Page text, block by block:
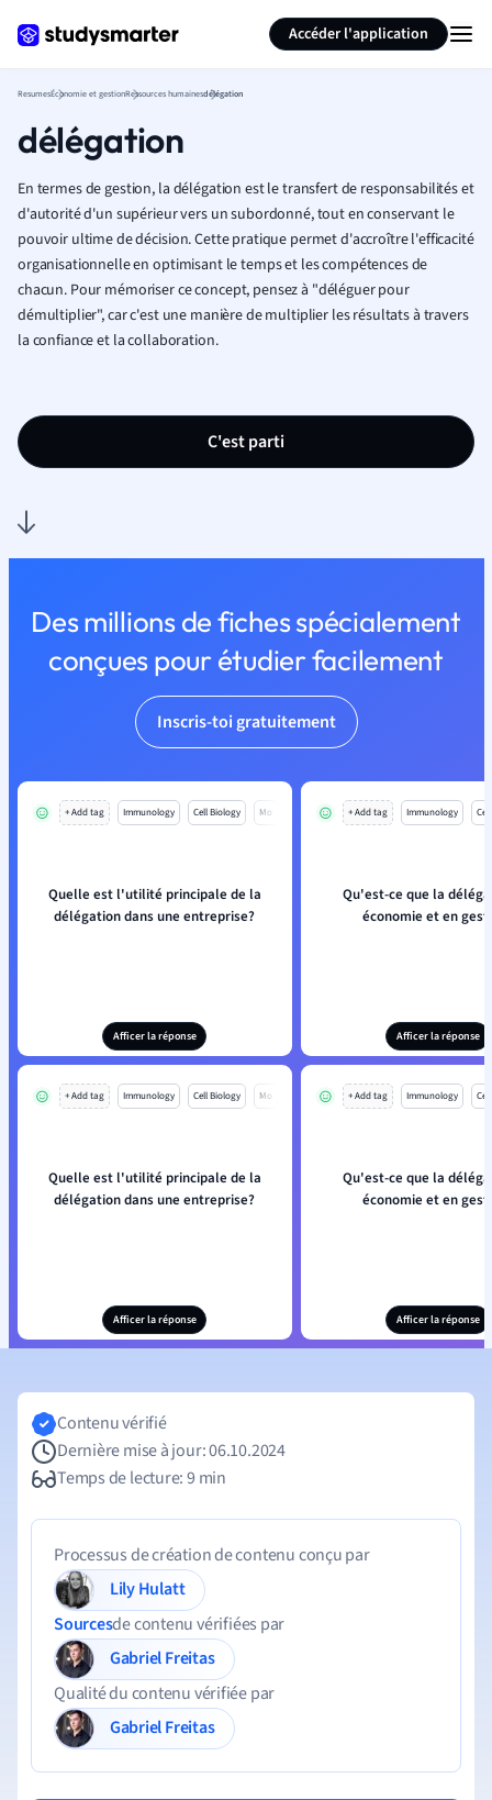
Accéder l'application
ResumesÉconomie et gestionRessources humainesdélégation
délégation
En termes de gestion, la délégation est le transfert de responsabilités et
d'autorité d'un supérieur vers un subordonné, tout en conservant le
pouvoir ultime de décision. Cette pratique permet d'accroître l'efficacité
organisationnelle en optimisant le temps et les compétences de
chacun. Pour mémoriser ce concept, pensez à "déléguer pour
démultiplier", car c'est une manière de multiplier les résultats à travers
la confiance et la collaboration.
C'est parti
Des millions de fiches spécialement
conçues pour étudier facilement
Inscris-toi gratuitement
+ Add tag Immunology Cell Biology Mo
Quelle est l'utilité principale de la
délégation dans une entreprise?
Afficer la réponse
+ Add tag Immunology
Qu'est-ce que la
économie et en
Afficer la réponse
+ Add tag Immunology Cell Biology Mo
Quelle est l'utilité principale de la
délégation dans une entreprise?
Afficer la réponse
+ Add tag Immunology
Qu'est-ce que la
économie et en
Afficer la réponse
Résumer la page
Contenu vérifié
Dernière mise à jour: 06.10.2024
Temps de lecture: 9 min
Processus de création de contenu conçu par
Lily Hulatt
Sourcesde contenu vérifiées par
Gabriel Freitas
Qualité du contenu vérifiée par
Gabriel Freitas